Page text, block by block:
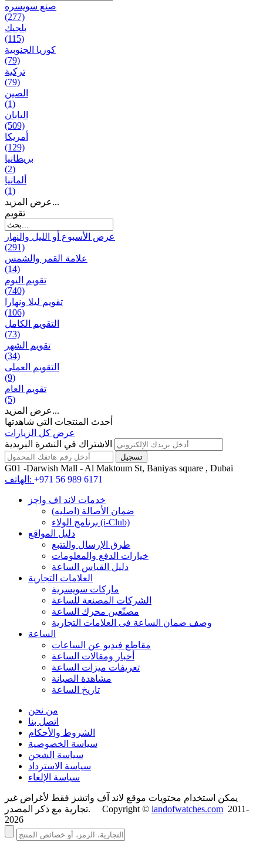
صنع سویسره
(277)
بلجيك
(115)
كوريا الجنوبية
(79)
تركية
(79)
الصين
(1)
اليابان
(509)
أمريكا
(129)
بریطانیا
(2)
ألمانيا
(1)
عرض المزيد...
تقويم
عرض الأسبوع أو الليل والنهار
(291)
علامة القمر والشمس
(14)
تقویم الیوم
(740)
تقويم ليلا ونهارا
(106)
التقويم الكامل
(73)
تقويم الشهر
(34)
التقويم العملی
(9)
تقويم العام
(5)
عرض المزيد...
أحدث المنتجات التي شاهدتها
عرض كل الزيارات
الاشتراك في النشرة البريدية
G01 -Darwish Mall - Al Maktoum St, Baniyas square , Dubai
الهاتف: +971 56 989 6171
خدمات لاند اف واچز
ضمان الأصالة (اصلیه)
برنامج الولاء (i-Club)
دليل المواقع
طرق الإرسال والتتبع
خيارات الدفع والمعلومات
دليل القياس الساعة
العلامات التجارية
ماركات سويسرية
الشركات المصنعة للساعة
مصنّعين محرك الساعة
وصف ضمان الساعة فی العلامات التجارية
الساعة
مقاطع فيديو عن الساعات
أخبار ومقالات الساعة
تعريفات ميزات الساعة
مشاهدة الصيانة
تاريخ الساعة
من نحن
اتصل بنا
الشروط والأحكام
سياسة الخصوصية
سياسة الشحن
سياسة الاسترداد
سياسة الإلغاء
يمكن استخدام محتويات موقع لاند آف واتشز فقط لأغراض غير
تجارية مع ذكر المصدر. Copyright © landofwatches.com 2011-
2026